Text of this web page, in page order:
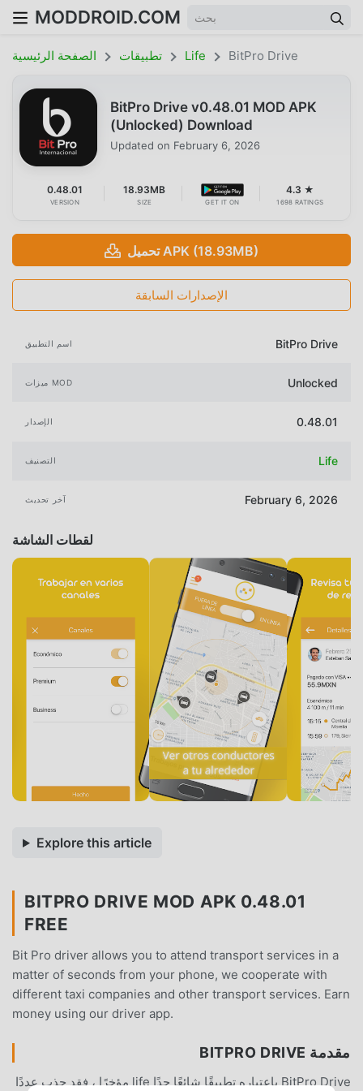
MODDROID.COM
الصفحة الرئيسية تطبيقات Life BitPro Drive
BitPro Drive v0.48.01 MOD APK
(Unlocked) Download
Updated on February 6, 2026
0.48.01
VERSION
18.93MB
SIZE GET IT ON
4.3 ★
1698 RATINGS
تحميل APK (18.93MB)
الإصدارات السابقة
اسم التطبيق BitPro Drive
ميزات MOD Unlocked
الإصدار 0.48.01
التصنيف Life
آخر تحديث February 6, 2026
لقطات الشاشة
Explore this article
BITPRO DRIVE MOD APK 0.48.01
FREE
Bit Pro driver allows you to attend transport services in a
matter of seconds from your phone, we cooperate with
different taxi companies and other transport services. Earn
money using our driver app.
مقدمة BITPRO DRIVE
BitPro Drive باعتباره تطبيقًا شائعًا جدًا life مؤخرًا ، فقد جذب عددًا